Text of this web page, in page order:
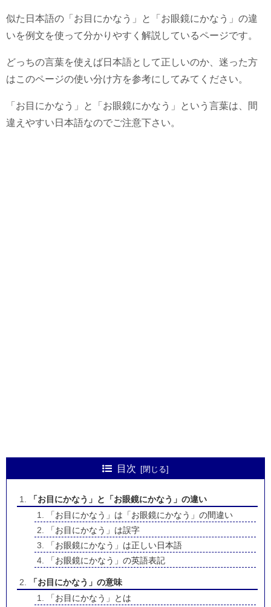
似た日本語の「お目にかなう」と「お眼鏡にかなう」の違
いを例文を使って分かりやすく解説しているページです。
どっちの言葉を使えば日本語として正しいのか、迷った方
はこのページの使い分け方を参考にしてみてください。
「お目にかなう」と「お眼鏡にかなう」という言葉は、間
違えやすい日本語なのでご注意下さい。
目次
「お目にかなう」と「お眼鏡にかなう」の違い
「お目にかなう」は「お眼鏡にかなう」の間違い
「お目にかなう」は誤字
「お眼鏡にかなう」は正しい日本語
「お眼鏡にかなう」の英語表記
「お目にかなう」の意味
「お目にかなう」とは